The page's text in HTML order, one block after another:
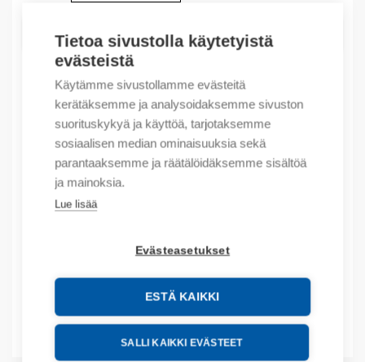
Tietoa sivustolla käytetyistä
evästeistä
Käytämme sivustollamme evästeitä
kerätäksemme ja analysoidaksemme sivuston
suorituskykyä ja käyttöä, tarjotaksemme
sosiaalisen median ominaisuuksia sekä
parantaaksemme ja räätälöidäksemme sisältöä
ja mainoksia.
Lue lisää
Evästeasetukset
ESTÄ KAIKKI
SALLI KAIKKI EVÄSTEET
LISÄÄ OSTOSKORIIN
Tuotekoodit
Tilauskoodi: 1756EN2TR
Product order number: 1756EN2TR
Valmistajan tuotenumero: 1756-EN2TR
Tuotteen tullikoodi: 84718000
Liitteet